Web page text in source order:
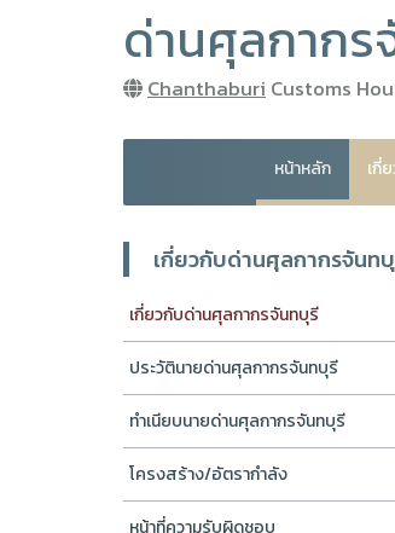
ด่านศุลกากร
Chanthaburi Customs
หน้าหลัก เกี่
เกี่ยวกับด่านศุลกากรจันท
เกี่ยวกับด่านศุลกากรจันทบุรี
ประวัตินายด่านศุลกากรจันทบุรี
ทำเนียบนายด่านศุลกากรจันทบุรี
โครงสร้าง/อัตรากำลัง
หน้าที่ความรับผิดชอบ